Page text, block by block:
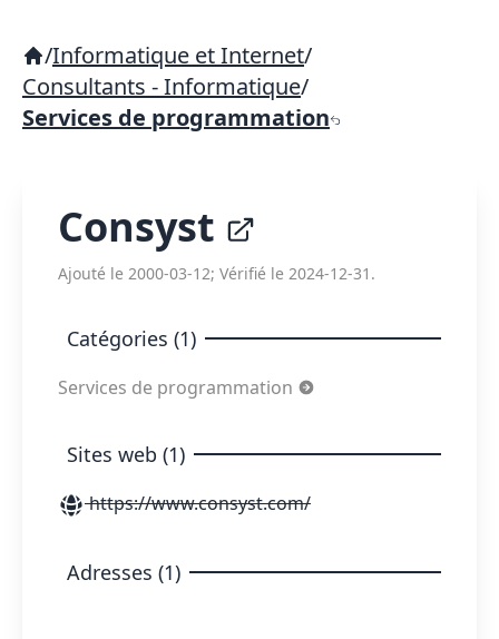
/Informatique et Internet/
Consultants - Informatique/
Services de programmation
Consyst
Ajouté le 2000-03-12; Vérifié le 2024-12-31.
Catégories (1)
Services de programmation
Sites web (1)
https://www.consyst.com/
Adresses (1)